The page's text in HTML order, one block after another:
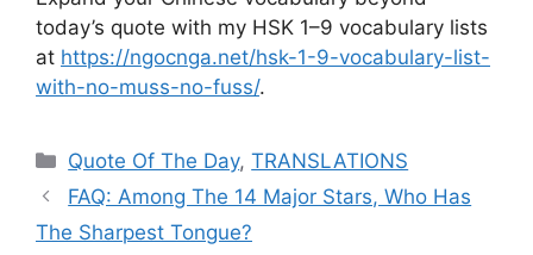
today’s quote with my HSK 1–9 vocabulary lists
at https://ngocnga.net/hsk-1-9-vocabulary-list-
with-no-muss-no-fuss/.
Categories
Quote Of The Day,TRANSLATIONS
FAQ: Among The 14 Major Stars, Who Has
The Sharpest Tongue?